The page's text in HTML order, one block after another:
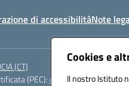
Cookies e
Il nostro Istituto
di accessibilitàNote
(CT)
(PEC):